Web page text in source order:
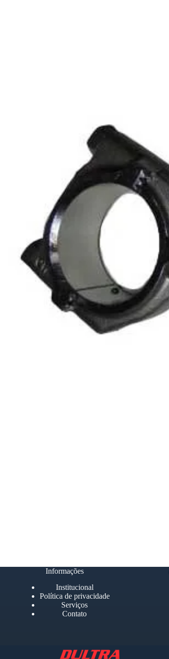
Informações
Institucional
Política de privacidade
Serviços
Contato